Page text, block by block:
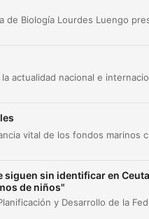
siguen sin identificar en
de niños"